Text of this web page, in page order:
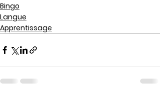
Bingo
Langue
Apprentissage